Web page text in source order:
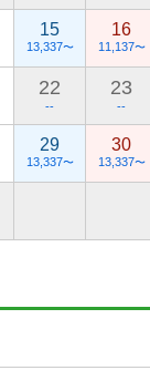
15
13,337〜
16
11,137〜
22
--
23
--
29
13,337〜
30
13,337〜